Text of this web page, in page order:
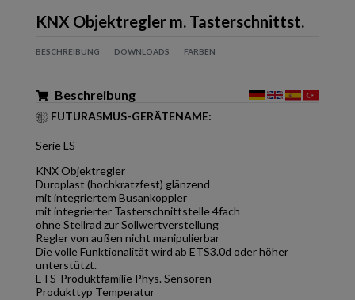
KNX Objektregler m. Tasterschnittst.
BESCHREIBUNG DOWNLOADS FARBEN
Beschreibung
FUTURASMUS-GERÄTENAME:
Serie LS
KNX Objektregler
Duroplast (hochkratzfest) glänzend
mit integriertem Busankoppler
mit integrierter Tasterschnittstelle 4fach
ohne Stellrad zur Sollwertverstellung
Regler von außen nicht manipulierbar
Die volle Funktionalität wird ab ETS3.0d oder höher
unterstützt.
ETS-Produktfamilie Phys. Sensoren
Produkttyp Temperatur